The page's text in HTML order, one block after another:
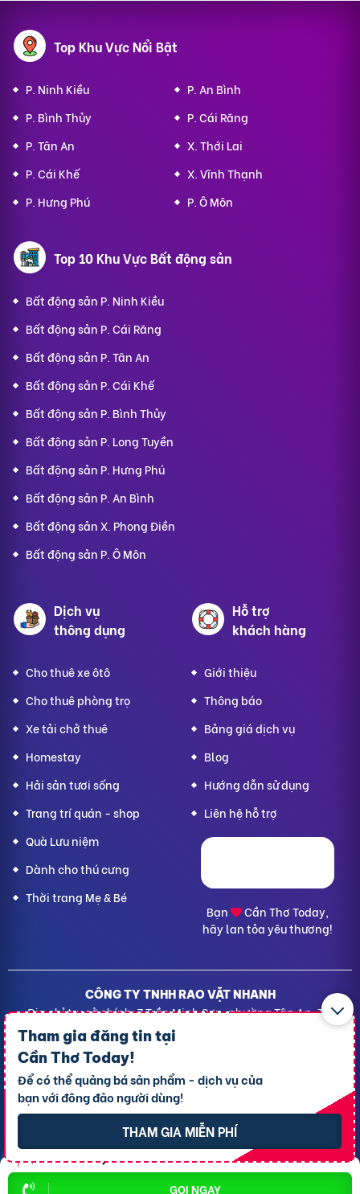
GỌI NGAY
Tham gia đăng tin tại
Cần Thơ Today!
Để có thể quảng bá sản phẩm - dịch vụ của
bạn với đông đảo người dùng!
THAM GIA MIỄN PHÍ
Top Khu Vực Nổi Bật
P. Ninh Kiều
P. An Bình
P. Bình Thủy
P. Cái Răng
P. Tân An
X. Thới Lai
P. Cái Khế
X. Vĩnh Thạnh
P. Hưng Phú
P. Ô Môn
Top 10 Khu Vực Bất động sản
Bất động sản P. Ninh Kiều
Bất động sản P. Cái Răng
Bất động sản P. Tân An
Bất động sản P. Cái Khế
Bất động sản P. Bình Thủy
Bất động sản P. Long Tuyền
Bất động sản P. Hưng Phú
Bất động sản P. An Bình
Bất động sản X. Phong Điền
Bất động sản P. Ô Môn
Dịch vụ
thông dụng
Cho thuê xe ôtô
Cho thuê phòng trọ
Xe tải chở thuê
Homestay
Hải sản tươi sống
Trang trí quán - shop
Quà Lưu niệm
Dành cho thú cưng
Thời trang Mẹ & Bé
Hỗ trợ
khách hàng
Giới thiệu
Thông báo
Bảng giá dịch vụ
Blog
Hướng dẫn sử dụng
Liên hệ hỗ trợ
Bạn
Cần Thơ Today,
hãy lan tỏa yêu thương!
CÔNG TY TNHH RAO VẶT NHANH
Địa chỉ trụ sở chính: 7 Trần Minh Sơn, phường Tân An, TP.
Cần Thơ
Giấy CNĐKDN: 1801717351 – Ngày cấp: 24/01/2022 - Cơ
quan cấp: Phòng Đăng ký kinh doanh – Sở kế hoạch và
Đầu tư TP. Cần Thơ
Liên hệ hỗ trợ- Hotline:
Quy chế hoạt động
Chính sách giải quyết khiếu nại
Chính sách bảo mật thông tin
Rao vặt Hà Nội
Rao vặt Đà Nẵng